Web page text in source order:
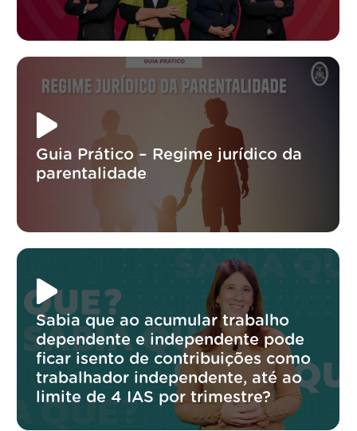
Guia Prático – Regime jurídico da
parentalidade
Sabia que ao acumular trabalho
dependente e independente pode
ficar isento de contribuições como
trabalhador independente, até ao
limite de 4 IAS por trimestre?